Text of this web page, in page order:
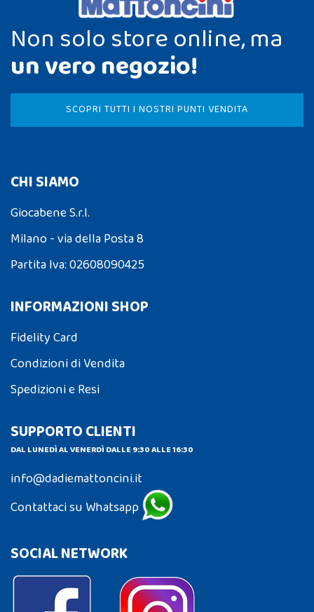
Non solo store online, ma
un vero negozio!
SCOPRI TUTTI I NOSTRI PUNTI VENDITA
CHI SIAMO
Giocabene S.r.l.
Milano - via della Posta 8
Partita Iva: 02608090425
INFORMAZIONI SHOP
Fidelity Card
Condizioni di Vendita
Spedizioni e Resi
SUPPORTO CLIENTI
DAL LUNEDÌ AL VENERDÌ DALLE 9:30 ALLE 16:30
info@dadiemattoncini.it
Contattaci su Whatsapp
SOCIAL NETWORK